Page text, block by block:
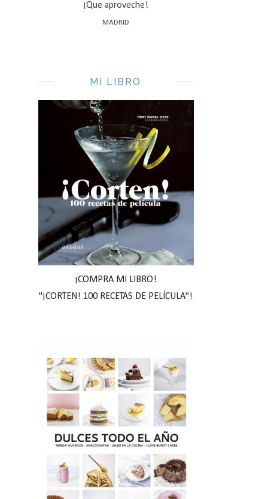
¡Que aproveche!
MADRID
MI LIBRO
¡COMPRA MI LIBRO!
"¡CORTEN! 100 RECETAS DE PELÍCULA"!